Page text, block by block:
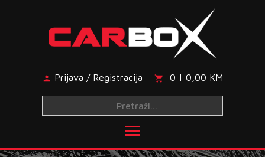
Prijava / Registracija 0 | 0,00 KM